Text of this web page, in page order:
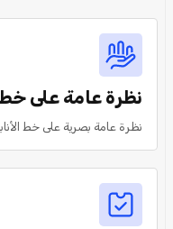
نظرة عامة على خط
نظرة عامة بصرية على خط